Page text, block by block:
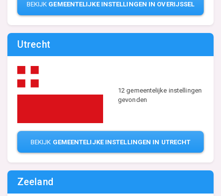
BEKIJK GEMEENTELIJKE INSTELLINGEN IN OVERIJSSEL
Utrecht
12 gemeentelijke instellingen
gevonden
BEKIJK GEMEENTELIJKE INSTELLINGEN IN UTRECHT
Zeeland